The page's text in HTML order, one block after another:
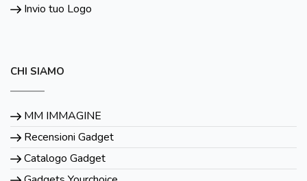
Invio tuo Logo
CHI SIAMO
MM IMMAGINE
Recensioni Gadget
Catalogo Gadget